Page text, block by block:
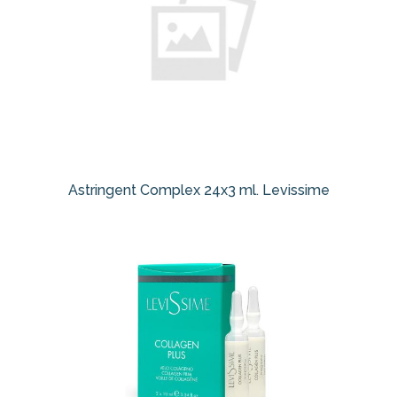
Astringent Complex 24x3 ml. Levissime